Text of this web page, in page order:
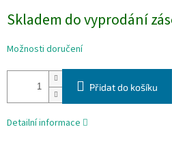
cena:
Skladem do vyprodání
Možnosti doručení
Přidat do košíku
Detailní informace